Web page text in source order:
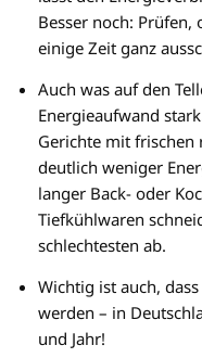
Besser noch:
einige Zeit ganz
Auch was auf den
Energieaufwand
Gerichte mit frischen
deutlich weniger
langer Back- oder
Tiefkühlwaren
schlechtesten ab.
Wichtig ist auch,
werden – in
und Jahr!